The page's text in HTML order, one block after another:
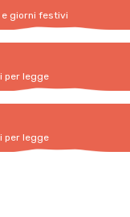
e giorni festivi
per legge
per legge